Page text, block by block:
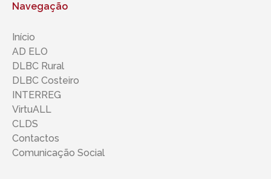
Navegação
Início
AD ELO
DLBC Rural
DLBC Costeiro
INTERREG
VirtuALL
CLDS
Contactos
Comunicação Social